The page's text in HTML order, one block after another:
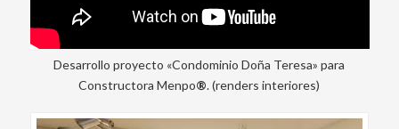
Desarrollo proyecto «Condominio Doña Teresa» para
Constructora Menpo®. (renders interiores)